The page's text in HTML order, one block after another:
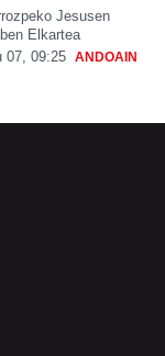
Jesusen
Elkartea
07, 09:25 ANDOAIN